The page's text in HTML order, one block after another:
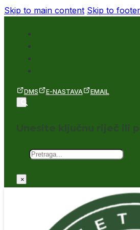
Skip to main content Skip to footer
DMS E-NASTAVA EMAIL
Unesite ključnu riječ ili
Pretraga
×